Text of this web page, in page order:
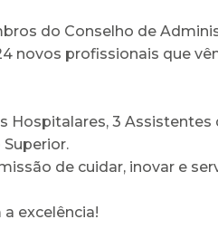
do Conselho de
novos profissionais que
3 Assistentes
Superior.
de cuidar, inovar e
excelência!